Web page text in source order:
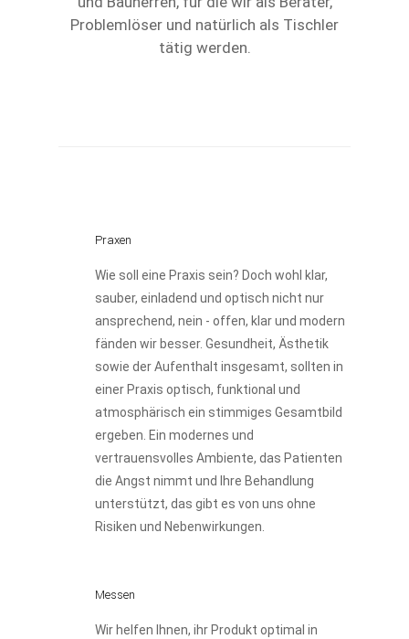
Problemlöser und natürlich als Tischler
tätig werden.
Praxen
Wie soll eine Praxis sein? Doch wohl klar,
sauber, einladend und optisch nicht nur
ansprechend, nein - offen, klar und modern
fänden wir besser. Gesundheit, Ästhetik
sowie der Aufenthalt insgesamt, sollten in
einer Praxis optisch, funktional und
atmosphärisch ein stimmiges Gesamtbild
ergeben. Ein modernes und
vertrauensvolles Ambiente, das Patienten
die Angst nimmt und Ihre Behandlung
unterstützt, das gibt es von uns ohne
Risiken und Nebenwirkungen.
Messen
Wir helfen Ihnen, ihr Produkt optimal in